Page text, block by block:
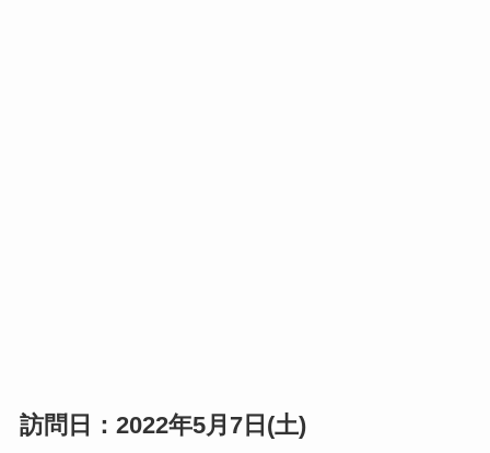
訪問日：2022年5月7日(土)